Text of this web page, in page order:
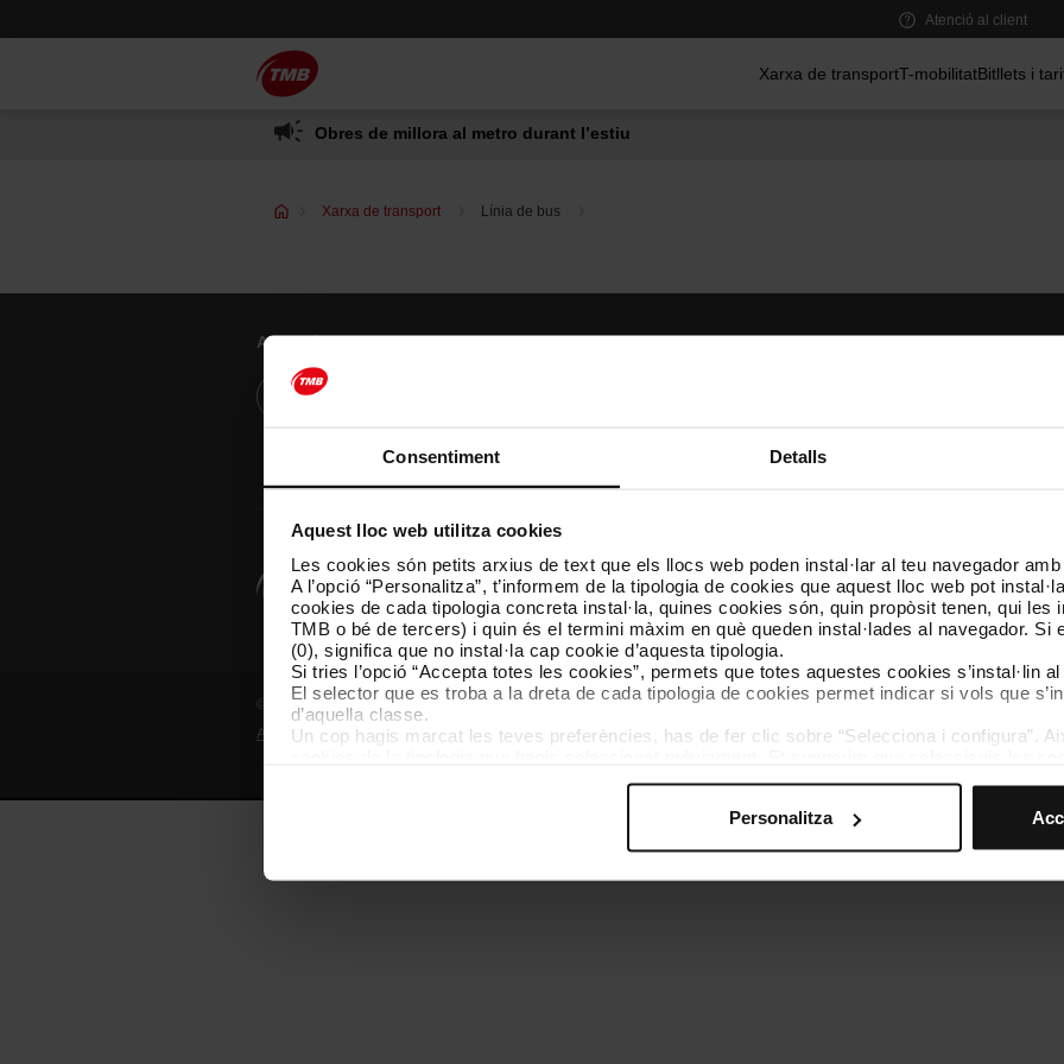
Consentiment Detalls
Aquest lloc web utilitza cookies
Les cookies són petits arxius de text que els llocs web poden instal·lar al teu navegador
A l’opció “Personalitza”, t’informem de la tipologia de cookies que aquest lloc web pot
cookies de cada tipologia concreta instal·la, quines cookies són, quin propòsit tenen, qui les
TMB o bé de tercers) i quin és el termini màxim en què queden instal·lades al navegador. Si
(0), significa que no instal·la cap cookie d’aquesta tipologia.
Si tries l’opció “Accepta totes les cookies”, permets que totes aquestes cookies s’instal·lin
El selector que es troba a la dreta de cada tipologia de cookies permet indicar si vols que
d’aquella classe.
Un cop hagis marcat les teves preferències, has de fer clic sobre “Selecciona i configura”.
perquè permeten recordar les teves opcions de navegació (com ara l’idioma) i milloren la
començar a navegar-hi. Només pots consultar la nostraPolítica de cookies
Personalitza
al
contingut
Atenció al client
Xarxa de transportT-mobilitatBitllets i
Obres de millora al metro durant l’estiu
Xarxa de transport Línia de bus
Atenció al client
Resol els teus dubtes
Segueix-nos
TMB
Coneix-nos Contacta
© Grup TMB - Tots els drets reservats
Avís legal
Política de privadesa Política de cookies Gestor de cookies Accessibilitat Mapa web